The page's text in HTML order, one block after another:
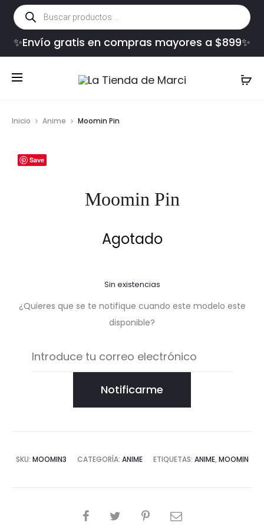
Búsqueda
de
productos
✨Envío gratis en compras mayores a $899✨
Inicio Anime Moomin Pin
Save
Moomin Pin
Agotado
Sin existencias
¿Quieres que se te notifique cuando este modelo este
disponible?
Notificarme
SKU: MOOMIN3 CATEGORÍA: ANIME ETIQUETAS: ANIME, MOOMIN
COMPARTIR